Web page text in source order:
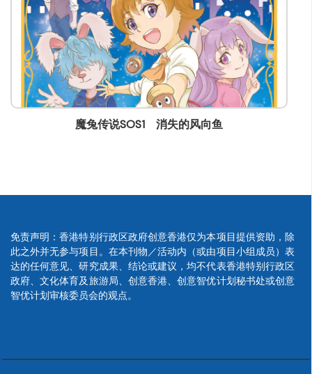
lstam@mingpao.com
魔兔传说SOS2 月光怪
免责声明：香港特别行政区政府创意香港仅为本项目提供资助，除
此之外并无参与项目。在本刊物／活动内（或由项目小组成员）表
达的任何意见、研究成果、结论或建议，均不代表香港特别行政区
政府、文化体育及旅游局、创意香港、创意智优计划秘书处或创意
智优计划审核委员会的观点。